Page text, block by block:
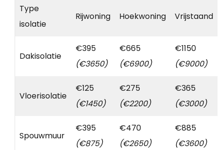
Type
isolatie
Rijwoning Hoekwoning Vrijstaand
Dakisolatie
€395
(€3650)
€665
(€6900)
€1150
(€9000)
Vloerisolatie
€125
(€1450)
€275
(€2200)
€365
(€3000)
Spouwmuur
€395
(€875)
€470
(€2650)
€885
(€3600)